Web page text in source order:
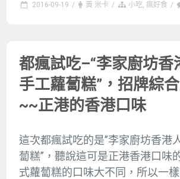
2016-09-19 / 黃 米卡 / 小吃,瘋好食 /
都瘋試吃–“李家廚坊香
手工蘿蔔糕”，招牌綜
~~正港的香港口味
這次都瘋試吃的是”李家廚坊香港
蔔糕”，聽說這可是正港香港口味
式蘿蔔糕的口味大不同，所以一